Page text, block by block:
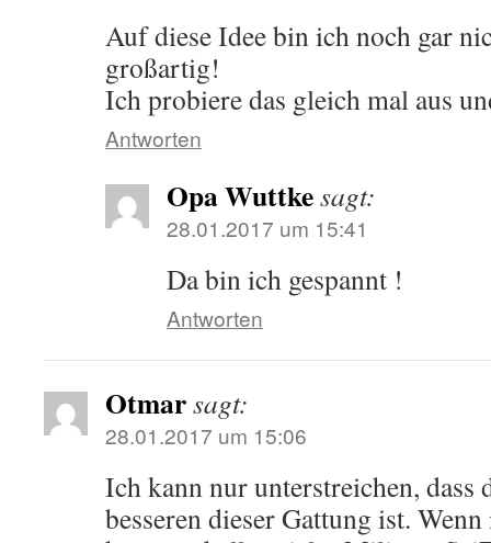
Auf diese Idee bin ich noch gar
großartig!
Ich probiere das gleich mal aus
Antworten
Opa Wuttkesagt:
28.01.2017 um 15:41
Da bin ich gespannt !
Antworten
Otmarsagt:
28.01.2017 um 15:06
Ich kann nur unterstreichen, dass
besseren dieser Gattung ist.